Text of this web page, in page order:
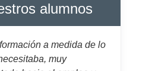
alumnos
a medida de lo
muy